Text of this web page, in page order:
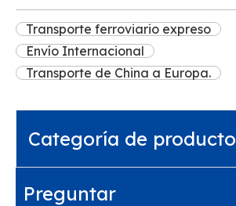
Transporte ferroviario expreso
Envío Internacional
Transporte de China a Europa.
Categoría de producto
Preguntar